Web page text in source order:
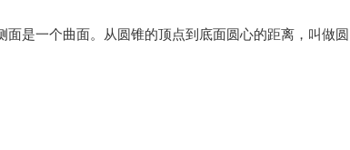
面是一个曲面。从圆锥的顶点到底面圆心的距离，叫做圆